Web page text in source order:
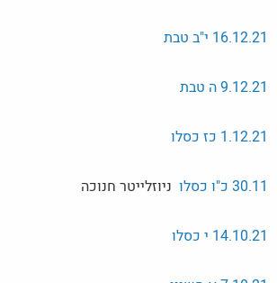
16.12.21 י"ב טבת
9.12.21 ה טבת
1.12.21 כז כסלו
30.11 כ"ו כסלו ניוזלייטר חנוכה
14.10.21 י כסלו